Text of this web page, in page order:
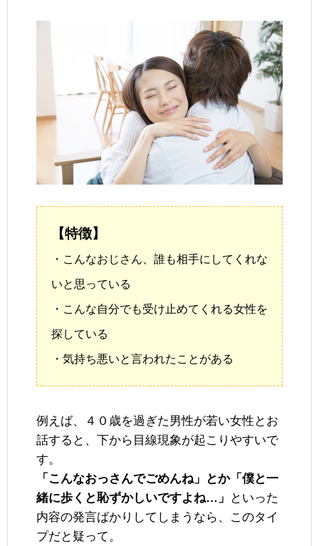
【特徴】
・こんなおじさん、誰も相手にしてくれな
いと思っている
・こんな自分でも受け止めてくれる女性を
探している
・気持ち悪いと言われたことがある
例えば、４０歳を過ぎた男性が若い女性とお
話すると、下から目線現象が起こりやすいで
す。
「こんなおっさんでごめんね」とか「僕と一
緒に歩くと恥ずかしいですよね…」
といった
内容の発言ばかりしてしまうなら、このタイ
プだと疑って。